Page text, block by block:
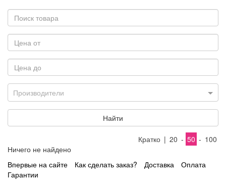
Производители
Найти
Кратко | 20 - 50 - 100
Ничего не найдено
Впервые на сайте
Как сделать заказ? Доставка
Оплата
Гарантии